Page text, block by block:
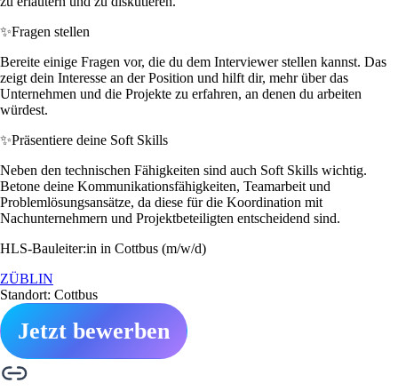
✨Fragen stellen
Bereite einige Fragen vor, die du dem Interviewer stellen kannst. Das
zeigt dein Interesse an der Position und hilft dir, mehr über das
Unternehmen und die Projekte zu erfahren, an denen du arbeiten
würdest.
✨Präsentiere deine Soft Skills
Neben den technischen Fähigkeiten sind auch Soft Skills wichtig.
Betone deine Kommunikationsfähigkeiten, Teamarbeit und
Problemlösungsansätze, da diese für die Koordination mit
Nachunternehmern und Projektbeteiligten entscheidend sind.
HLS-Bauleiter:in in Cottbus (m/w/d)
ZÜBLIN
Standort: Cottbus
Jetzt bewerben